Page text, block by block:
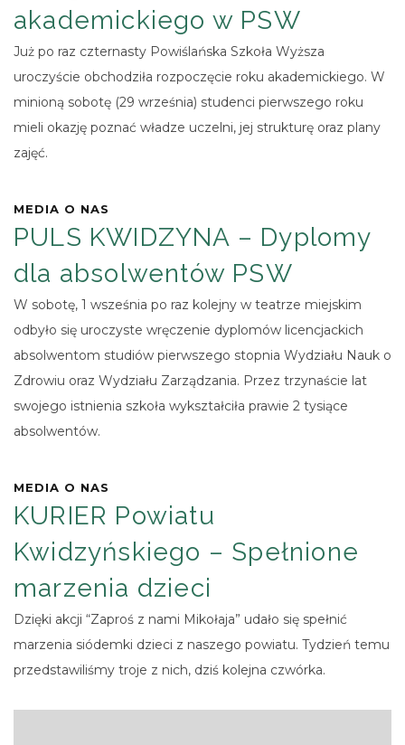
akademickiego w PSW
Już po raz czternasty Powiślańska Szkoła Wyższa
uroczyście obchodziła rozpoczęcie roku akademickiego. W
minioną sobotę (29 września) studenci pierwszego roku
mieli okazję poznać władze uczelni, jej strukturę oraz plany
zajęć.
MEDIA O NAS
PULS KWIDZYNA – Dyplomy
dla absolwentów PSW
W sobotę, 1 wsześnia po raz kolejny w teatrze miejskim
odbyło się uroczyste wręczenie dyplomów licencjackich
absolwentom studiów pierwszego stopnia Wydziału Nauk o
Zdrowiu oraz Wydziału Zarządzania. Przez trzynaście lat
swojego istnienia szkoła wykształciła prawie 2 tysiące
absolwentów.
MEDIA O NAS
KURIER Powiatu
Kwidzyńskiego – Spełnione
marzenia dzieci
Dzięki akcji “Zaproś z nami Mikołaja” udało się spełnić
marzenia siódemki dzieci z naszego powiatu. Tydzień temu
przedstawiliśmy troje z nich, dziś kolejna czwórka.